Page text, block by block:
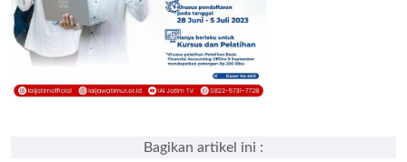
Bagikan artikel ini :